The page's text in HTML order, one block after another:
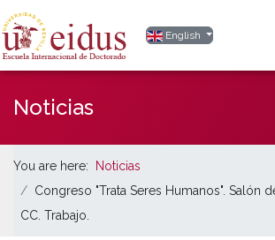
Select your language
English
Noticias
You are here:
Noticias
Congreso "Trata Seres Humanos". Salón
CC. Trabajo.